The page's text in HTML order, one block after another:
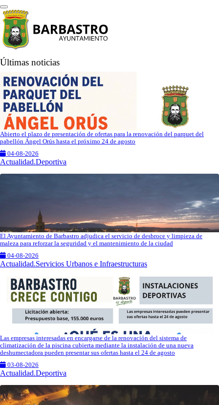
Últimas noticias
Abierto el plazo de presentación de ofertas para la renovación del parquet del
pabellón Ángel Orús hasta el próximo 24 de agosto
04-08-2026
Actualidad.Deportiva
El Ayuntamiento de Barbastro adjudica el servicio de desbroce y limpieza de
maleza para reforzar la seguridad y el mantenimiento de la ciudad
04-08-2026
Actualidad.Servicios Urbanos e Infraestructuras
Las empresas interesadas en encargarse de la renovación del sistema de
climatización de la piscina cubierta mediante la instalación de una nueva
deshumectadora pueden presentar sus ofertas hasta el 24 de agosto
03-08-2026
Actualidad.Deportiva